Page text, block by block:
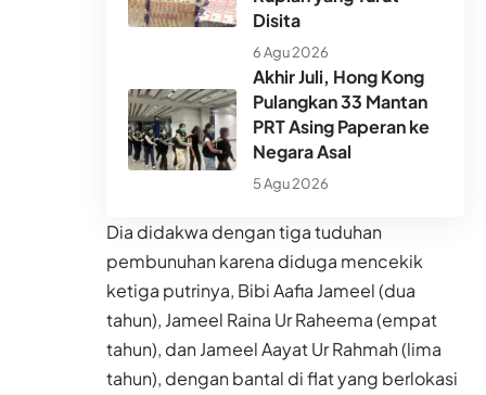
Disita
6 Agu 2026
Akhir Juli, Hong Kong
Pulangkan 33 Mantan
PRT Asing Paperan ke
Negara Asal
5 Agu 2026
Dia didakwa dengan tiga tuduhan
pembunuhan karena diduga mencekik
ketiga putrinya, Bibi Aafia Jameel (dua
tahun), Jameel Raina Ur Raheema (empat
tahun), dan Jameel Aayat Ur Rahmah (lima
tahun), dengan bantal di flat yang berlokasi